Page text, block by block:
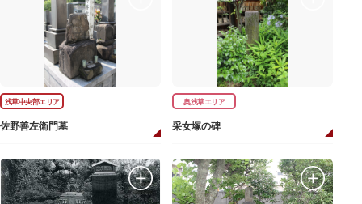
浅草中央部エリア
佐野善左衛門墓
奥浅草エリア
采女塚の碑